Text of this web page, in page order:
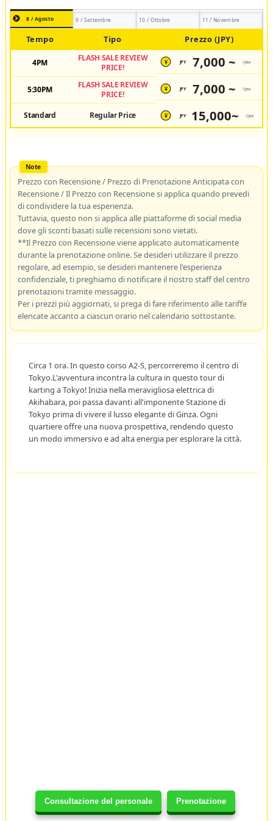
Consultazione del personale Prenotazione
8 / Agosto 9 / Settembre 10 / Ottobre 11 / Novembre
Tempo Tipo Prezzo (JPY)
4PM
FLASH SALE REVIEW
PRICE!
¥ JPY 7,000 ~ /pax
5:30PM
FLASH SALE REVIEW
PRICE!
¥ JPY 7,000 ~ /pax
Standard Regular Price ¥ JPY 15,000~ /pax
Prezzo con Recensione / Prezzo di Prenotazione Anticipata con
Recensione / Il Prezzo con Recensione si applica quando prevedi
di condividere la tua esperienza.
Tuttavia, questo non si applica alle piattaforme di social media
dove gli sconti basati sulle recensioni sono vietati.
**Il Prezzo con Recensione viene applicato automaticamente
durante la prenotazione online. Se desideri utilizzare il prezzo
regolare, ad esempio, se desideri mantenere l'esperienza
confidenziale, ti preghiamo di notificare il nostro staff del centro
prenotazioni tramite messaggio.
Per i prezzi più aggiornati, si prega di fare riferimento alle tariffe
elencate accanto a ciascun orario nel calendario sottostante.
Circa 1 ora. In questo corso A2-S, percorreremo il centro di
Tokyo.L'avventura incontra la cultura in questo tour di
karting a Tokyo! Inizia nella meravigliosa elettrica di
Akihabara, poi passa davanti all'imponente Stazione di
Tokyo prima di vivere il lusso elegante di Ginza. Ogni
quartiere offre una nuova prospettiva, rendendo questo
un modo immersivo e ad alta energia per esplorare la città.